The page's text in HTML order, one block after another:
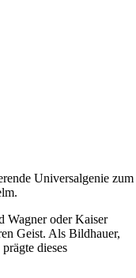
Universalgenie zum
Wagner oder Kaiser
Geist. Als Bildhauer,
dieses